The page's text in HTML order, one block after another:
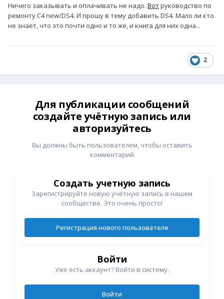
Ничего заказывать и оплачивать не надо. Вотруководство по
ремонту C4 new/DS4. И прошу в тему добавить DS4. Мало ли кто
не знает, что это почти одно и то же, и книга для них одна...
2
Для публикации сообщений
создайте учётную запись или
авторизуйтесь
Вы должны быть пользователем, чтобы оставить
комментарий
Создать учетную запись
Зарегистрируйте новую учётную запись в нашем
сообществе. Это очень просто!
Регистрация нового пользователя
Войти
Уже есть аккаунт? Войти в систему.
Войти